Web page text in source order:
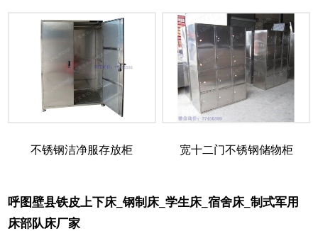
不锈钢洁净服存放柜 宽十二门不锈钢储物柜
呼图壁县铁皮上下床_钢制床_学生床_宿舍床_制式军用
床部队床厂家